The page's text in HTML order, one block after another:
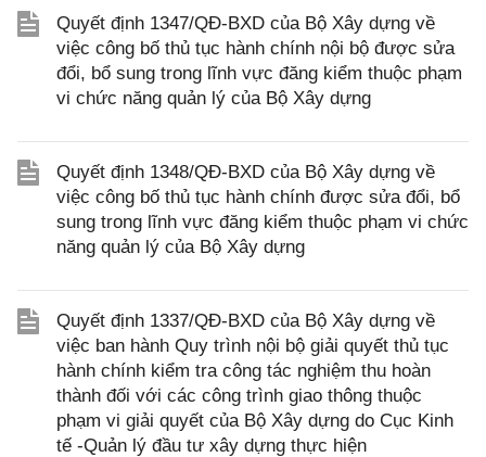
Quyết định 1347/QĐ-BXD của Bộ Xây dựng về
việc công bố thủ tục hành chính nội bộ được sửa
đổi, bổ sung trong lĩnh vực đăng kiểm thuộc phạm
vi chức năng quản lý của Bộ Xây dựng
Quyết định 1348/QĐ-BXD của Bộ Xây dựng về
việc công bố thủ tục hành chính được sửa đổi, bổ
sung trong lĩnh vực đăng kiểm thuộc phạm vi chức
năng quản lý của Bộ Xây dựng
Quyết định 1337/QĐ-BXD của Bộ Xây dựng về
việc ban hành Quy trình nội bộ giải quyết thủ tục
hành chính kiểm tra công tác nghiệm thu hoàn
thành đối với các công trình giao thông thuộc
phạm vi giải quyết của Bộ Xây dựng do Cục Kinh
tế -Quản lý đầu tư xây dựng thực hiện